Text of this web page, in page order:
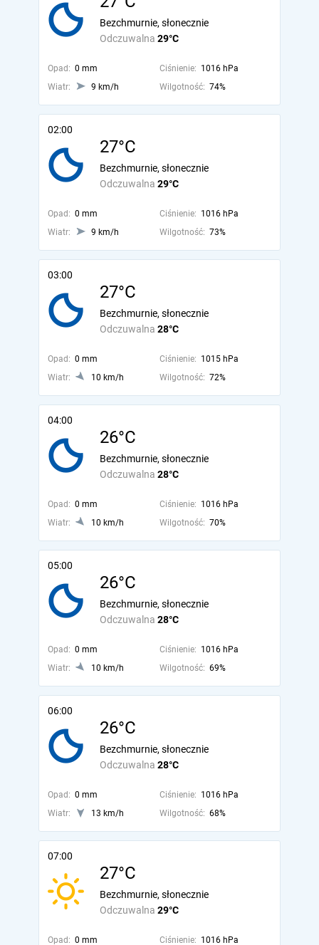
Odczuwalna 29°C
Bezchmurnie, słonecznie
Opad: 0 mm Ciśnienie: 1016 hPa
Wiatr:
9 km/h Wilgotność: 74%
02:00
27°C
Odczuwalna 29°C
Bezchmurnie, słonecznie
Opad: 0 mm Ciśnienie: 1016 hPa
Wiatr:
9 km/h Wilgotność: 73%
03:00
27°C
Odczuwalna 28°C
Bezchmurnie, słonecznie
Opad: 0 mm Ciśnienie: 1015 hPa
Wiatr:
10 km/h Wilgotność: 72%
04:00
26°C
Odczuwalna 28°C
Bezchmurnie, słonecznie
Opad: 0 mm Ciśnienie: 1016 hPa
Wiatr:
10 km/h Wilgotność: 70%
05:00
26°C
Odczuwalna 28°C
Bezchmurnie, słonecznie
Opad: 0 mm Ciśnienie: 1016 hPa
Wiatr:
10 km/h Wilgotność: 69%
06:00
26°C
Odczuwalna 28°C
Bezchmurnie, słonecznie
Opad: 0 mm Ciśnienie: 1016 hPa
Wiatr:
13 km/h Wilgotność: 68%
07:00
27°C
Odczuwalna 29°C
Bezchmurnie, słonecznie
Opad: 0 mm Ciśnienie: 1016 hPa